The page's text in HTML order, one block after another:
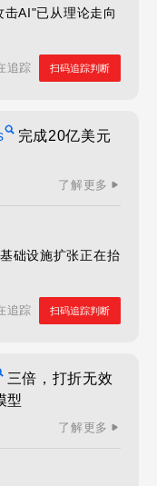
AI"已从理论走向
追踪 扫码追踪判断
完成20亿美元
了解更多
础设施扩张正在抬
追踪 扫码追踪判断
三倍，打折无效
型
了解更多